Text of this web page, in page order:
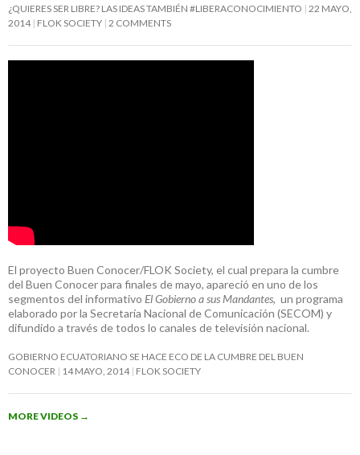
¿QUIERES SER LIBRE? LAS IDEAS TAMBIÉN #LIBERACONOCIMIENTO 22 MAYO,
2014 FLOK SOCIETY 2 COMMENTS
El proyecto Buen Conocer/FLOK Society, el cual prepara la cumbre
del Buen Conocer para finales de mayo, apareció en uno de los
segmentos del informativo El Gobierno a sus Mandantes, un programa
elaborado por la Secretaría Nacional de Comunicación (SECOM) y
difundido a través de todos lo canales de televisión nacional.
GOBIERNO ECUATORIANO SE HACE ECO DE LA CUMBRE DEL BUEN
CONOCER
14 MAYO, 2014 FLOK SOCIETY
MORE VIDEOS →